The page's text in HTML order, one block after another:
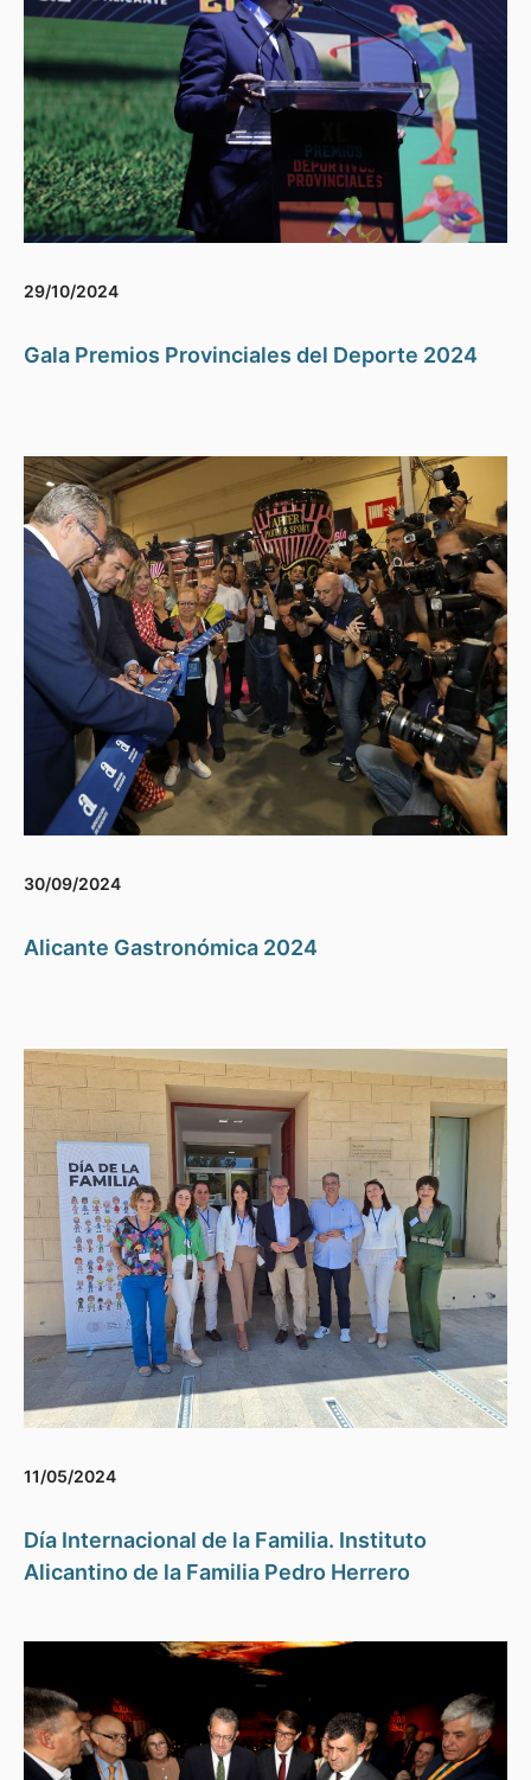
29/10/2024
Gala Premios Provinciales del Deporte 2024
30/09/2024
Alicante Gastronómica 2024
11/05/2024
Día Internacional de la Familia. Instituto
Alicantino de la Familia Pedro Herrero